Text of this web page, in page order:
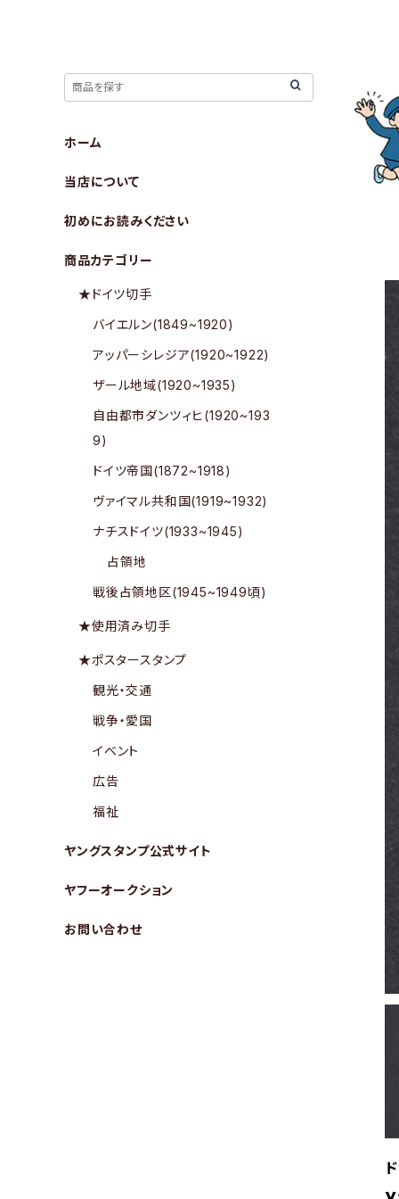
ホーム
当店について
初めにお読みください
商品カテゴリー
★ドイツ切手
バイエルン(1849~1920)
アッパーシレジア(1920~1922)
ザール地域(1920~1935)
自由都市ダンツィヒ(1920~193
9)
ドイツ帝国(1872~1918)
ヴァイマル共和国(1919~1932)
ナチスドイツ(1933~1945)
占領地
戦後占領地区(1945~1949頃)
★使用済み切手
★ポスタースタンプ
観光・交通
戦争・愛国
イベント
広告
福祉
ヤングスタンプ公式サイト
ヤフーオークション
お問い合わせ